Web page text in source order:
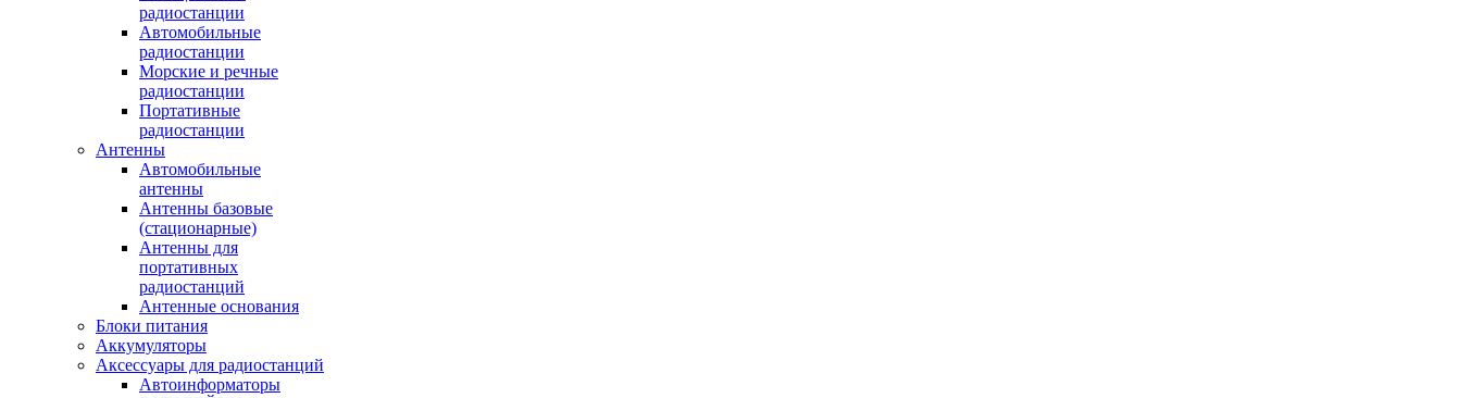
радиостанции
Автомобильные
радиостанции
Морские и речные
радиостанции
Портативные
радиостанции
Антенны
Автомобильные
антенны
Антенны базовые
(стационарные)
Антенны для
портативных
радиостанций
Антенные основания
Блоки питания
Аккумуляторы
Аксессуары для радиостанций
Автоинформаторы